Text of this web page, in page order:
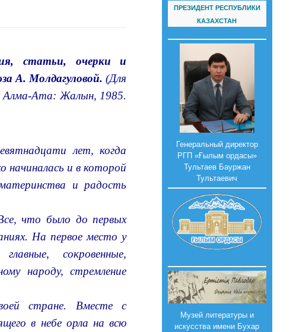
статьи, очерки и
А. Молдагуловой. (Для
Алма-Ата: Жалын, 1985.
лет, когда
начиналась и в которой
и радость
что было до первых
На первое место у
сокровенные,
народу, стремление
стране. Вместе с
в небе орла на всю
ПРЕЗИДЕНТ РЕСПУБЛИКИ
КАЗАХСТАН
Генеральный директор
РГП «Ғылым ордасы»
Тультаев Бауржан
Тультаевич
Музей литературы и
искусства имени Бухар